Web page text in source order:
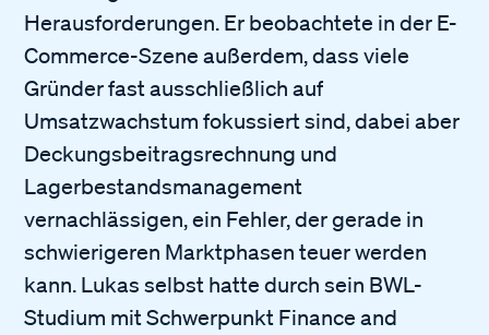
Herausforderungen. Er beobachtete in der E-
Commerce-Szene außerdem, dass viele
Gründer fast ausschließlich auf
Umsatzwachstum fokussiert sind, dabei aber
Deckungsbeitragsrechnung und
Lagerbestandsmanagement
vernachlässigen, ein Fehler, der gerade in
schwierigeren Marktphasen teuer werden
kann. Lukas selbst hatte durch sein BWL-
Studium mit Schwerpunkt Finance and